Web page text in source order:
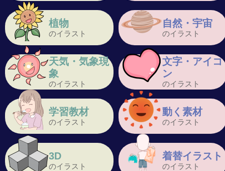
植物
のイラスト
自然・宇宙
のイラスト
天気・気象現
象
のイラスト
文字・アイコ
ン
のイラスト
学習教材
のイラスト
動く素材
のイラスト
3D
のイラスト
着替イラスト
のイラスト